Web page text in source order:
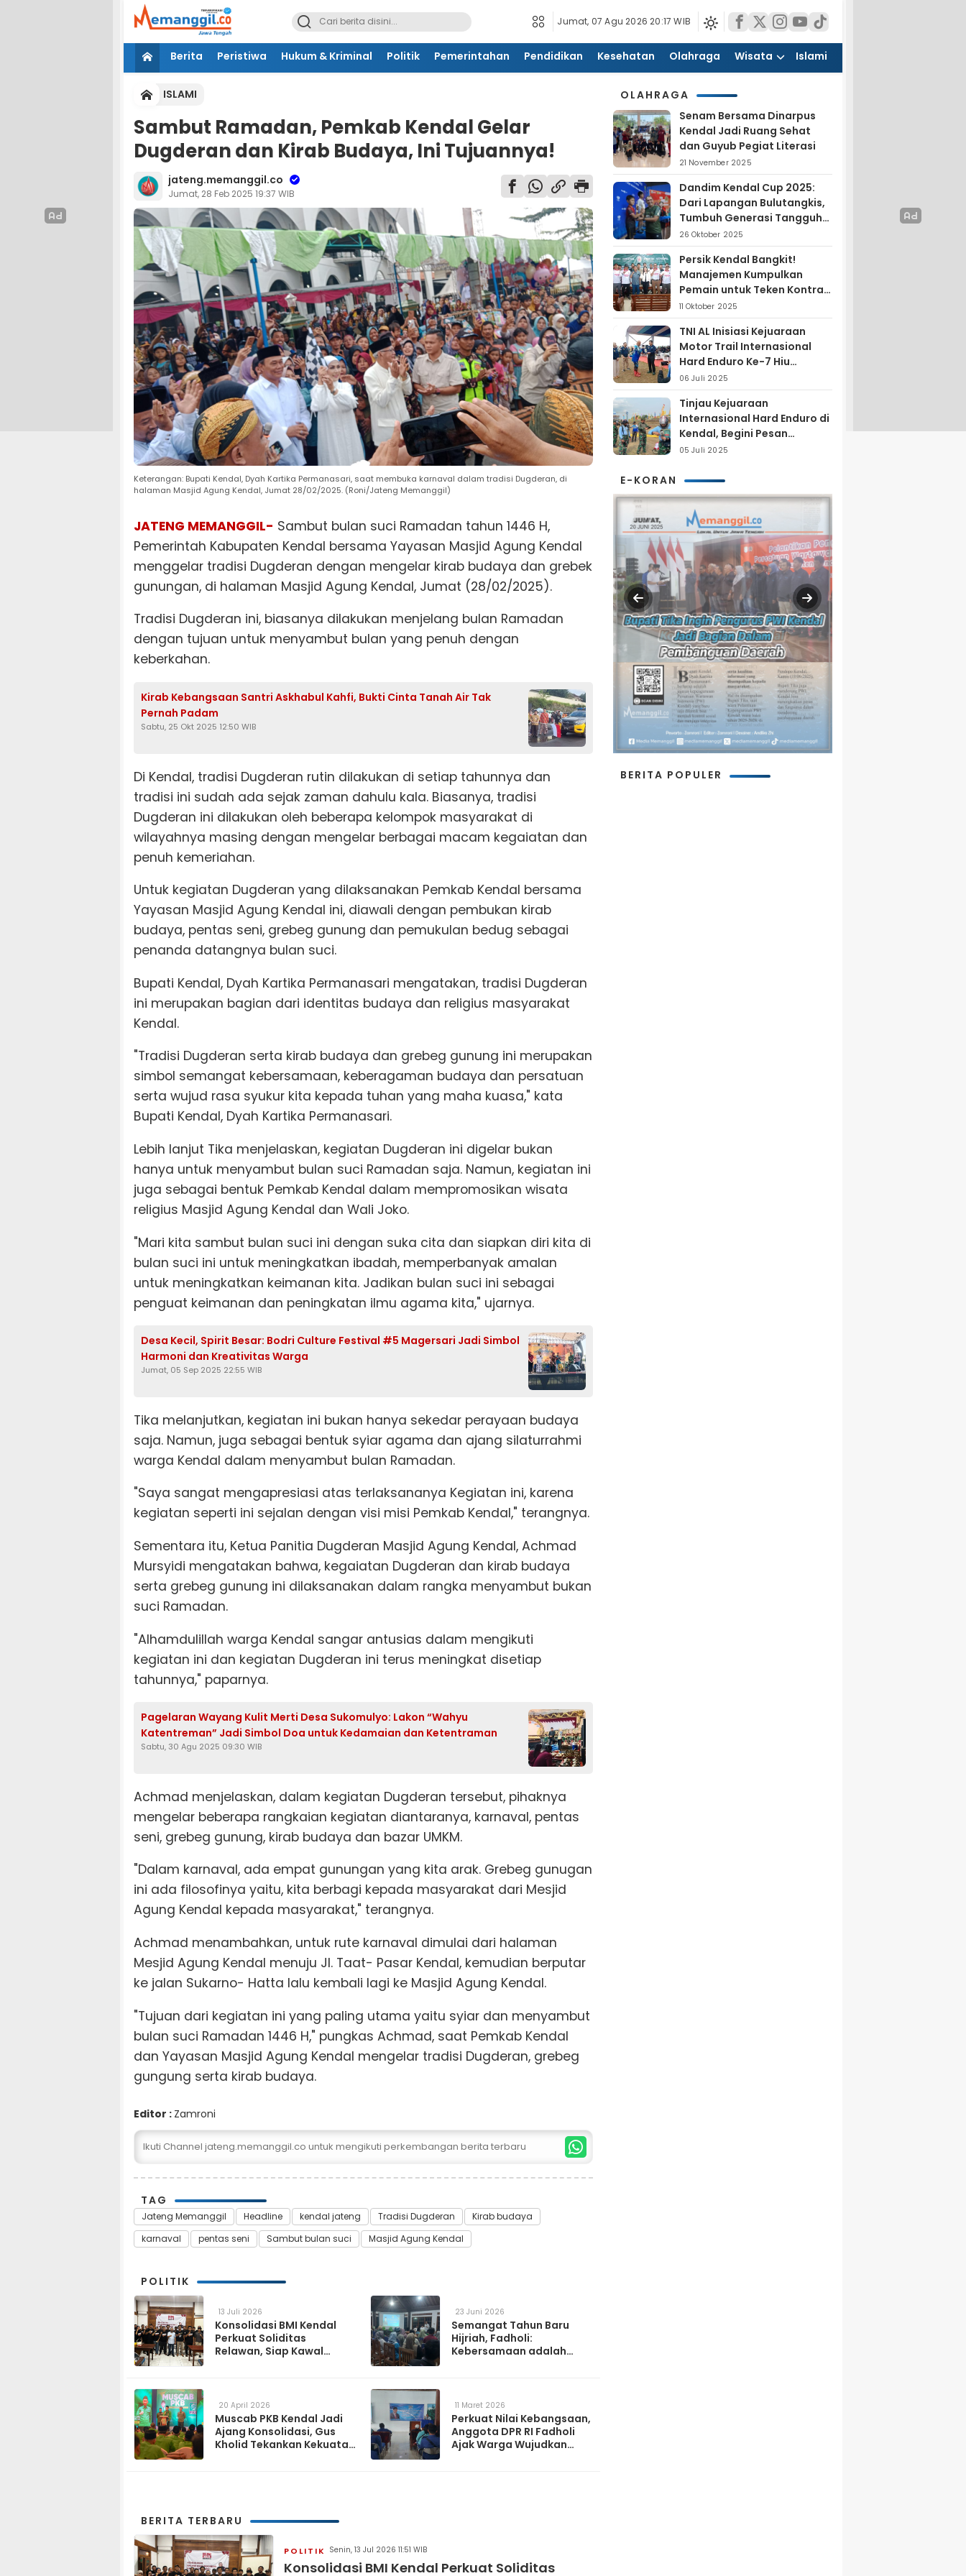
Jumat, 07 Agu 2026 20:17 WIB
Berita Peristiwa Hukum & Kriminal Politik Pemerintahan Pendidikan Kesehatan Olahraga Wisata Islami
ISLAMI
Sambut Ramadan, Pemkab Kendal Gelar
Dugderan dan Kirab Budaya, Ini Tujuannya!
jateng.memanggil.co
Jumat, 28 Feb 2025 19:37 WIB
Keterangan: Bupati Kendal, Dyah Kartika Permanasari, saat membuka karnaval dalam tradisi Dugderan, di
halaman Masjid Agung Kendal, Jumat 28/02/2025. (Roni/Jateng Memanggil)
JATENG MEMANGGIL- Sambut bulan suci Ramadan tahun 1446 H,
Pemerintah Kabupaten Kendal bersama Yayasan Masjid Agung Kendal
menggelar tradisi Dugderan dengan mengelar kirab budaya dan grebek
gunungan, di halaman Masjid Agung Kendal, Jumat (28/02/2025).
Tradisi Dugderan ini, biasanya dilakukan menjelang bulan Ramadan
dengan tujuan untuk menyambut bulan yang penuh dengan
keberkahan.
Kirab Kebangsaan Santri Askhabul Kahfi, Bukti Cinta Tanah Air Tak
Pernah Padam
Sabtu, 25 Okt 2025 12:50 WIB
Di Kendal, tradisi Dugderan rutin dilakukan di setiap tahunnya dan
tradisi ini sudah ada sejak zaman dahulu kala. Biasanya, tradisi
Dugderan ini dilakukan oleh beberapa kelompok masyarakat di
wilayahnya masing dengan mengelar berbagai macam kegaiatan dan
penuh kemeriahan.
Untuk kegiatan Dugderan yang dilaksanakan Pemkab Kendal bersama
Yayasan Masjid Agung Kendal ini, diawali dengan pembukan kirab
budaya, pentas seni, grebeg gunung dan pemukulan bedug sebagai
penanda datangnya bulan suci.
Bupati Kendal, Dyah Kartika Permanasari mengatakan, tradisi Dugderan
ini merupakan bagian dari identitas budaya dan religius masyarakat
Kendal.
"Tradisi Dugderan serta kirab budaya dan grebeg gunung ini merupakan
simbol semangat kebersamaan, keberagaman budaya dan persatuan
serta wujud rasa syukur kita kepada tuhan yang maha kuasa," kata
Bupati Kendal, Dyah Kartika Permanasari.
Lebih lanjut Tika menjelaskan, kegiatan Dugderan ini digelar bukan
hanya untuk menyambut bulan suci Ramadan saja. Namun, kegiatan ini
juga sebagai bentuk Pemkab Kendal dalam mempromosikan wisata
religius Masjid Agung Kendal dan Wali Joko.
"Mari kita sambut bulan suci ini dengan suka cita dan siapkan diri kita di
bulan suci ini untuk meningkatkan ibadah, memperbanyak amalan
untuk meningkatkan keimanan kita. Jadikan bulan suci ini sebagai
penguat keimanan dan peningkatan ilmu agama kita," ujarnya.
Desa Kecil, Spirit Besar: Bodri Culture Festival #5 Magersari Jadi Simbol
Harmoni dan Kreativitas Warga
Jumat, 05 Sep 2025 22:55 WIB
Tika melanjutkan, kegiatan ini bukan hanya sekedar perayaan budaya
saja. Namun, juga sebagai bentuk syiar agama dan ajang silaturrahmi
warga Kendal dalam menyambut bulan Ramadan.
"Saya sangat mengapresiasi atas terlaksananya Kegiatan ini, karena
kegiatan seperti ini sejalan dengan visi misi Pemkab Kendal," terangnya.
Sementara itu, Ketua Panitia Dugderan Masjid Agung Kendal, Achmad
Mursyidi mengatakan bahwa, kegaiatan Dugderan dan kirab budaya
serta grebeg gunung ini dilaksanakan dalam rangka menyambut bukan
suci Ramadan.
"Alhamdulillah warga Kendal sangar antusias dalam mengikuti
kegiatan ini dan kegiatan Dugderan ini terus meningkat disetiap
tahunnya," paparnya.
Pagelaran Wayang Kulit Merti Desa Sukomulyo: Lakon “Wahyu
Katentreman” Jadi Simbol Doa untuk Kedamaian dan Ketentraman
Sabtu, 30 Agu 2025 09:30 WIB
Achmad menjelaskan, dalam kegiatan Dugderan tersebut, pihaknya
mengelar beberapa rangkaian kegiatan diantaranya, karnaval, pentas
seni, grebeg gunung, kirab budaya dan bazar UMKM.
"Dalam karnaval, ada empat gunungan yang kita arak. Grebeg gunugan
ini ada filosofinya yaitu, kita berbagi kepada masyarakat dari Mesjid
Agung Kendal kepada masyarakat," terangnya.
Achmad menambahkan, untuk rute karnaval dimulai dari halaman
Mesjid Agung Kendal menuju Jl. Taat- Pasar Kendal, kemudian berputar
ke jalan Sukarno- Hatta lalu kembali lagi ke Masjid Agung Kendal.
"Tujuan dari kegiatan ini yang paling utama yaitu syiar dan menyambut
bulan suci Ramadan 1446 H," pungkas Achmad, saat Pemkab Kendal
dan Yayasan Masjid Agung Kendal mengelar tradisi Dugderan, grebeg
gungung serta kirab budaya.
Editor : Zamroni
Ikuti Channel jateng.memanggil.co untuk mengikuti perkembangan berita terbaru
TAG
Jateng Memanggil Headline kendal jateng Tradisi Dugderan
Kirab budaya
karnaval
pentas seni Sambut bulan suci Masjid Agung Kendal
POLITIK
13 Juli 2026
Konsolidasi BMI Kendal
Perkuat Soliditas
Relawan, Siap Kawal
23 Juni 2026
Semangat Tahun Baru
Hijriah, Fadholi:
Kebersamaan adalah
20 April 2026
Muscab PKB Kendal Jadi
Ajang Konsolidasi, Gus
Kholid Tekankan Kekuatan
11 Maret 2026
Perkuat Nilai Kebangsaan,
Anggota DPR RI Fadholi
Ajak Warga Wujudkan
BERITA TERBARU
POLITIK Senin, 13 Jul 2026 11:51 WIB
Konsolidasi BMI Kendal Perkuat Soliditas
OLAHRAGA
Senam Bersama Dinarpus
Kendal Jadi Ruang Sehat
dan Guyub Pegiat Literasi
21 November 2025
Dandim Kendal Cup 2025:
Dari Lapangan Bulutangkis,
Tumbuh Generasi Tangguh
dan Nasionalis
26 Oktober 2025
Persik Kendal Bangkit!
Manajemen Kumpulkan
Pemain untuk Teken Kontrak
Jelang Liga 4
11 Oktober 2025
TNI AL Inisiasi Kejuaraan
Motor Trail Internasional
Hard Enduro Ke-7 Hiu
Selatan
06 Juli 2025
Tinjau Kejuaraan
Internasional Hard Enduro di
Kendal, Begini Pesan
Laksamana Pertama TNI AL
05 Juli 2025
E-KORAN
BERITA POPULER